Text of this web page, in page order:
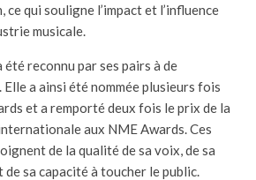
qui souligne l’impact et l’influence
musicale.
reconnu par ses pairs à de
a ainsi été nommée plusieurs fois
et a remporté deux fois le prix de la
aux NME Awards. Ces
de la qualité de sa voix, de sa
de sa capacité à toucher le public.